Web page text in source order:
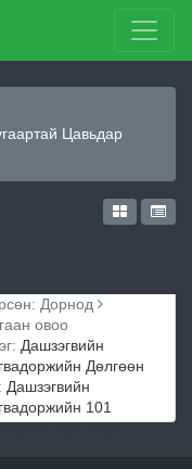
Цавьдар
Төрсөн: Дорнод
овоо
Дашзэгвийн
Дөлгөөн
Дашзэгвийн
101
Цавьдар